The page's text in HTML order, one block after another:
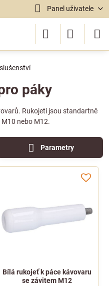
Panel uživatele
páky
Rukojeti jsou standartně
nebo M12.
Parametry
Bílá rukojeť k páce kávovaru
se závitem M12